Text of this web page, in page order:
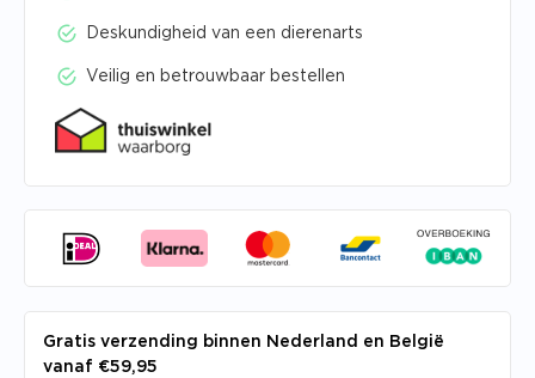
Deskundigheid van een dierenarts
Veilig en betrouwbaar bestellen
Gratis verzending binnen Nederland en België
vanaf €59,95